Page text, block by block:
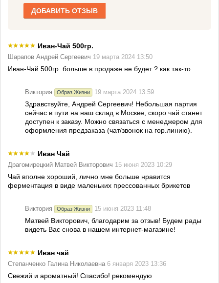
ДОБАВИТЬ ОТЗЫВ
Иван-Чай 500гр.
Шарапов Андрей Сергеевич 19 марта 2024 13:50
Иван-Чай 500гр. больше в продаже не будет ? как так-то...
Виктория Образ Жизни 19 марта 2024 13:59
Здравствуйте, Андрей Сергеевич! Небольшая партия
сейчас в пути на наш склад в Москве, скоро чай станет
доступен к заказу. Можно связаться с менеджером для
оформления предзаказа (чат/звонок на гор.линию).
Иван Чай
Драгомирецкий Матвей Викторович 15 июня 2023 10:29
Чай вполне хороший, лично мне больше нравится
ферментация в виде маленьких прессованных брикетов
Виктория Образ Жизни 15 июня 2023 11:48
Матвей Викторович, благодарим за отзыв! Будем рады
видеть Вас снова в нашем интернет-магазине!
Иван чай
Степанченко Галина Николаевна 6 января 2023 13:36
Свежий и ароматный! Спасибо! рекомендую